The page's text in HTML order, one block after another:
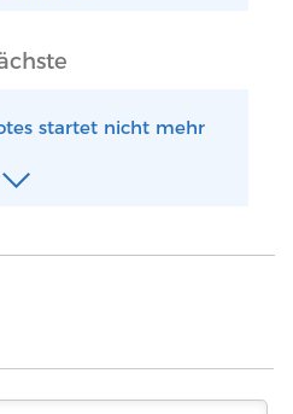
startet nicht mehr